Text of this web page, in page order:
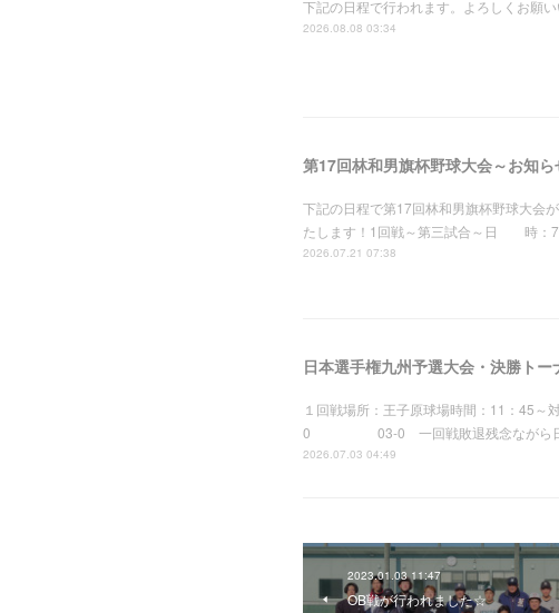
下記の日程で行われます。よろしくお願い
2026.08.08 03:34
第17回林和男旗杯野球大会～お知ら
下記の日程で第17回林和男旗杯野球大会
たします！1回戦～第三試合～日 時：
2026.07.21 07:38
日本選手権九州予選大会・決勝トー
１回戦場所：王子原球場時間：
0 03-0 一回戦敗退残念ながら日本選
2026.07.03 04:49
2023.01.03 11:47
OB戦が行われました☆